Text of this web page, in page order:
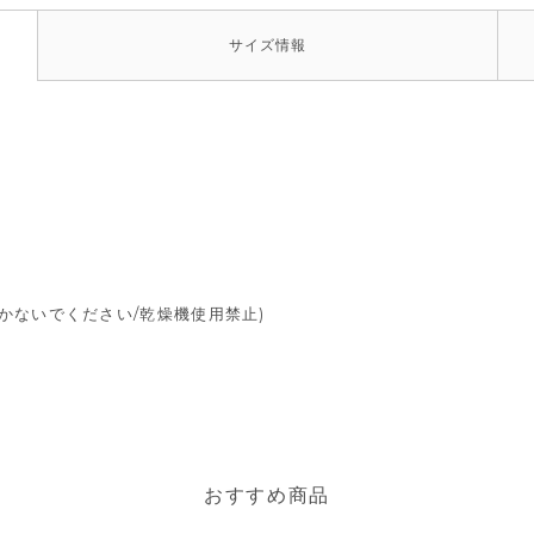
サイズ情報
ないでください/乾燥機使用禁止)
おすすめ商品